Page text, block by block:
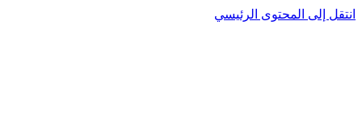
انتقل إلى المحتوى الرئيسي